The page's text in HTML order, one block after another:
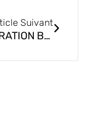
Suivant
INAUGURATION BASE AERIENNE 928 A LOPERHET